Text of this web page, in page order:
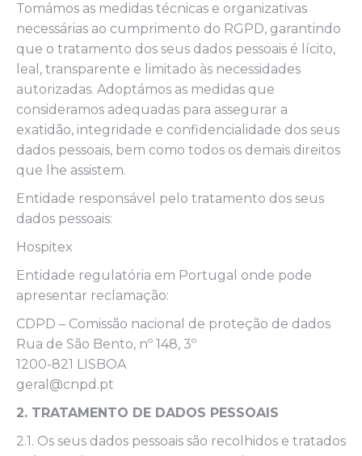
Tomámos as medidas técnicas e organizativas
necessárias ao cumprimento do RGPD, garantindo
que o tratamento dos seus dados pessoais é lícito,
leal, transparente e limitado às necessidades
autorizadas. Adoptámos as medidas que
consideramos adequadas para assegurar a
exatidão, integridade e confidencialidade dos seus
dados pessoais, bem como todos os demais direitos
que lhe assistem.
Entidade responsável pelo tratamento dos seus
dados pessoais:
Hospitex
Entidade regulatória em Portugal onde pode
apresentar reclamação:
CDPD – Comissão nacional de proteção de dados
Rua de São Bento, nº 148, 3º
1200-821 LISBOA
geral@cnpd.pt
2. TRATAMENTO DE DADOS PESSOAIS
2.1. Os seus dados pessoais são recolhidos e tratados